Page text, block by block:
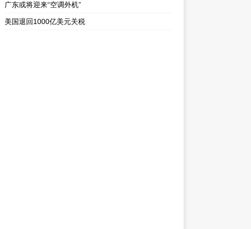
广东或将迎来“空调外机”
美国退回1000亿美元关税